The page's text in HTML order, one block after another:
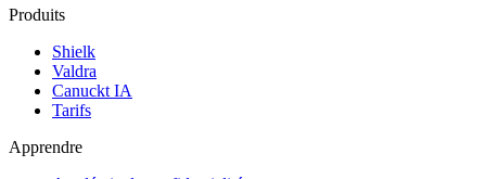
Produits
Shielk
Valdra
Canuckt IA
Tarifs
Apprendre